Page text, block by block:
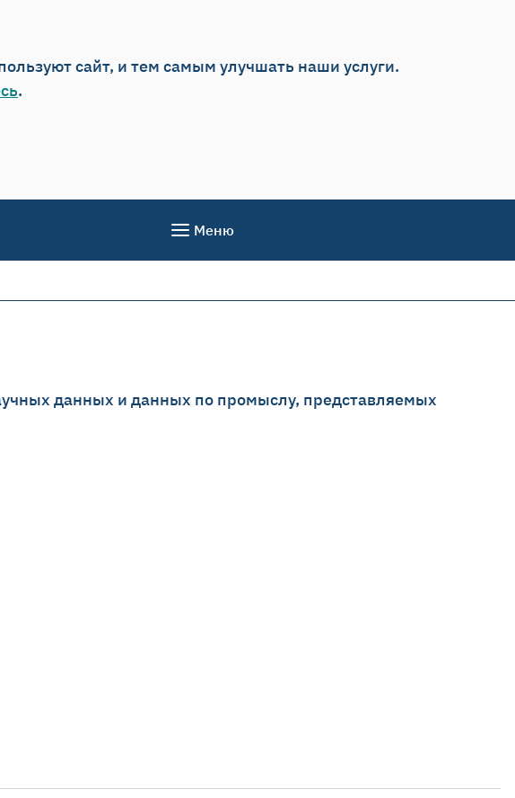
сайт, и тем самым улучшать наши услуги.
.
Меню
данных и данных по промыслу, представляемых